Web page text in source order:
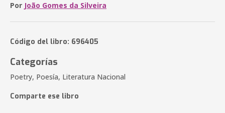
Por João Gomes da Silveira
Código del libro: 696405
Categorías
Poetry, Poesía, Literatura Nacional
Comparte ese libro